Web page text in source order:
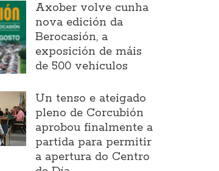
Axober volve cunha
nova edición da
Berocasión, a
exposición de máis
de 500 vehículos
Un tenso e ateigado
pleno de Corcubión
aprobou finalmente a
partida para permitir
a apertura do Centro